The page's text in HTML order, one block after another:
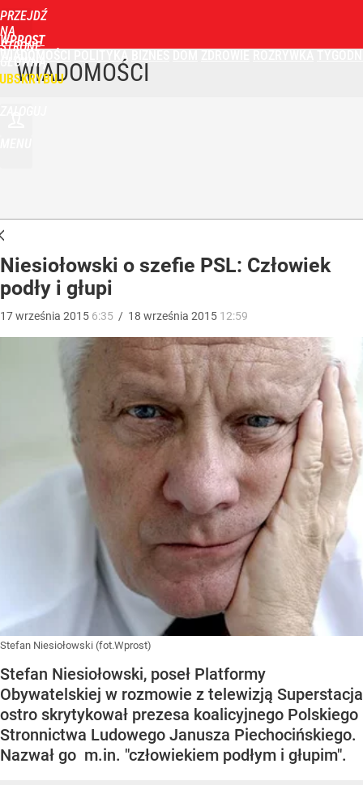
PRZEJDŹ
NA
STRONĘ
GŁÓWNĄ
WPROST
POLITYKA
WIADOMOŚCI
Niesiołowski o szefie PSL: Człowiek
podły i głupi
17września 2015 6:35 / 18 września 2015 12:59
Stefan Niesiołowski (fot.Wprost)
Stefan Niesiołowski, poseł Platformy
Obywatelskiej w rozmowie z telewizją Superstacja
ostro skrytykował prezesa koalicyjnego Polskiego
Stronnictwa Ludowego Janusza Piechocińskiego.
Nazwał go m.in. "człowiekiem podłym i głupim".